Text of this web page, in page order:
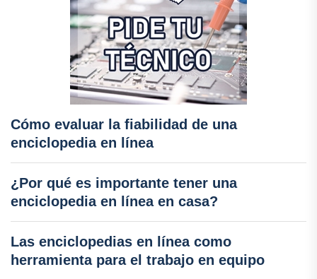
Cómo evaluar la fiabilidad de una
enciclopedia en línea
¿Por qué es importante tener una
enciclopedia en línea en casa?
Las enciclopedias en línea como
herramienta para el trabajo en equipo